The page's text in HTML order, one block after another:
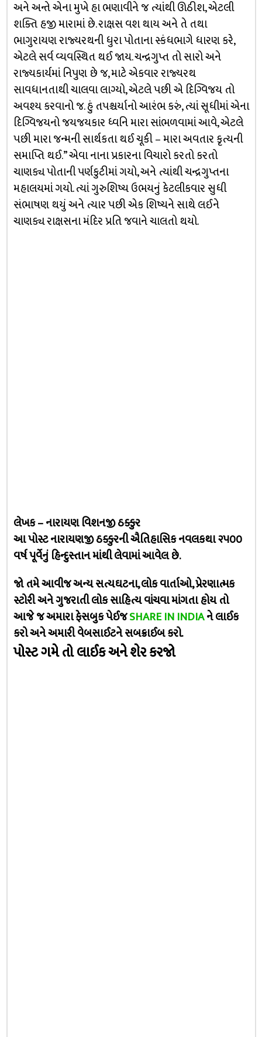
અને અન્તે એના મુખે હા ભણાવીને જ ત્યાંથી ઊઠીશ, એટલી
શક્તિ હજી મારામાં છે. રાક્ષસ વશ થાય અને તે તથા
ભાગુરાયણ રાજ્યરથની ધુરા પોતાના સ્કંધભાગે ધારણ કરે,
એટલે સર્વ વ્યવસ્થિત થઈ જાય. ચન્દ્રગુપ્ત તો સારો અને
રાજ્યકાર્યમાં નિપુણ છે જ, માટે એકવાર રાજ્યરથ
સાવધાનતાથી ચાલવા લાગ્યો, એટલે પછી એ દિગ્વિજય તો
અવશ્ય કરવાનો જ. હું તપશ્ચર્યાનો આરંભ કરું, ત્યાં સૂધીમાં એના
દિગ્વિજયનો જયજયકાર ધ્વનિ મારા સાંભળવામાં આવે, એટલે
પછી મારા જન્મની સાર્થકતા થઈ ચૂકી – મારા અવતાર કૃત્યની
સમાપ્તિ થઈ.” એવા નાના પ્રકારના વિચારો કરતો કરતો
ચાણક્ય પોતાની પર્ણકુટીમાં ગયો, અને ત્યાંથી ચન્દ્રગુપ્તના
મહાલયમાં ગયો. ત્યાં ગુરુશિષ્ય ઉભયનું કેટલીકવાર સુધી
સંભાષણ થયું અને ત્યાર પછી એક શિષ્યને સાથે લઈને
ચાણક્ય રાક્ષસના મંદિર પ્રતિ જવાને ચાલતો થયો.
લેખક – નારાયણ વિશનજી ઠક્કુર
આ પોસ્ટ નારાયણજી ઠક્કુરની ઐતિહાસિક નવલકથા ૨૫૦૦
વર્ષ પૂર્વેનું હિન્દુસ્તાન માંથી લેવામાં આવેલ છે.
જો તમે આવીજ અન્ય સત્યઘટના, લોક વાર્તાઓ, પ્રેરણાત્મક
સ્ટોરી અને ગુજરાતી લોક સાહિત્ય વાંચવા માંગતા હોય તો
આજે જ અમારા ફેસબુક પેઈજSHARE IN INDIAને લાઈક
કરો અને અમારી વેબસાઈટને સબક્રાઈબ કરો.
પોસ્ટ ગમે તો લાઈક અને શેર કરજો